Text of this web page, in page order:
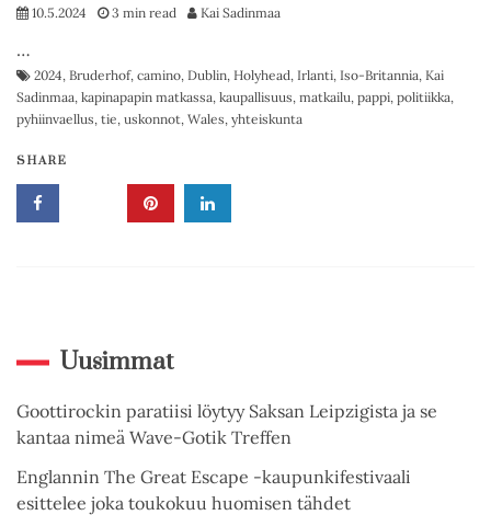
10.5.2024 3 min read Kai Sadinmaa
…
2024, Bruderhof, camino, Dublin, Holyhead, Irlanti, Iso-Britannia, Kai
Sadinmaa, kapinapapin matkassa, kaupallisuus, matkailu, pappi, politiikka,
pyhiinvaellus, tie, uskonnot, Wales, yhteiskunta
SHARE
Uusimmat
Goottirockin paratiisi löytyy Saksan Leipzigista ja se
kantaa nimeä Wave-Gotik Treffen
Englannin The Great Escape -kaupunkifestivaali
esittelee joka toukokuu huomisen tähdet